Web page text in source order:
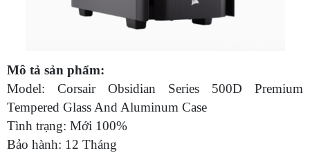
Mô tả sản phẩm:
Model: Corsair Obsidian Series 500D Premium
Tempered Glass And Aluminum Case
Tình trạng: Mới 100%
Bảo hành: 12 Tháng